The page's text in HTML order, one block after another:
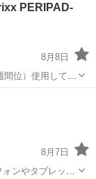
PERIPAD-
8月8日
間位）使用してい
クリックと同じ
プチャーのよう
8月7日
ンやタブレット